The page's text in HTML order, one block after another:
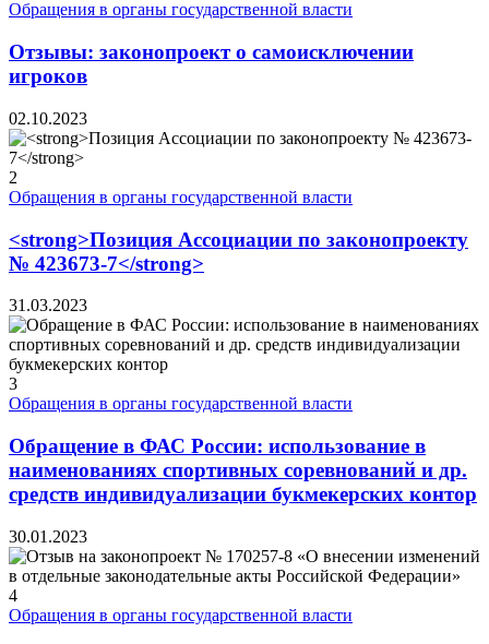
Обращения в органы государственной власти
Отзывы: законопроект о самоисключении
игроков
02.10.2023
2
Обращения в органы государственной власти
<strong>Позиция Ассоциации по законопроекту
№ 423673-7</strong>
31.03.2023
3
Обращения в органы государственной власти
Обращение в ФАС России: использование в
наименованиях спортивных соревнований и др.
средств индивидуализации букмекерских контор
30.01.2023
4
Обращения в органы государственной власти